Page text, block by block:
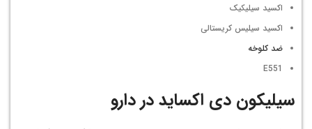
اکسید سیلیکیک
اکسید سیلیس کریستالی
ضد کلوخه
E551
سیلیکون دی اکساید در دارو